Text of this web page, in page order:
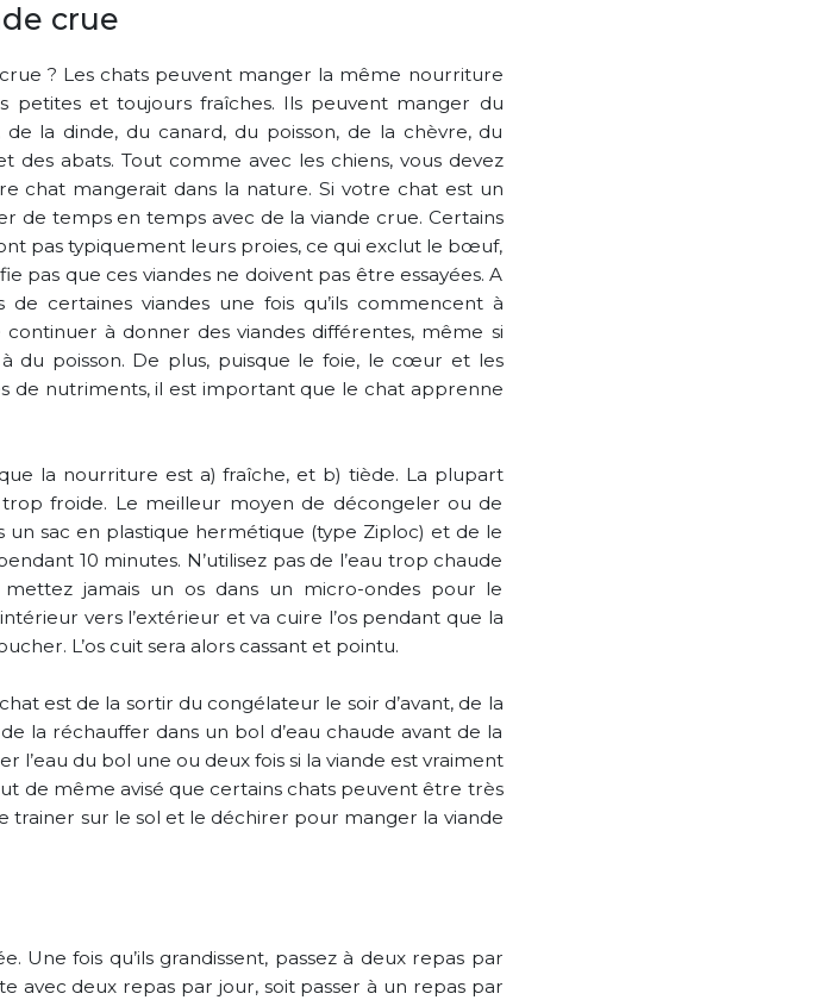
crue
? Les chats peuvent manger la même nourriture
petites et toujours fraîches. Ils peuvent manger du
la dinde, du canard, du poisson, de la chèvre, du
des abats. Tout comme avec les chiens, vous devez
chat mangerait dans la nature. Si votre chat est un
de temps en temps avec de la viande crue. Certains
pas typiquement leurs proies, ce qui exclut le bœuf,
pas que ces viandes ne doivent pas être essayées. A
de certaines viandes une fois qu’ils commencent à
à donner des viandes différentes, même si
poisson. De plus, puisque le foie, le cœur et les
de nutriments, il est important que le chat apprenne
la nourriture est a) fraîche, et b) tiède. La plupart
froide. Le meilleur moyen de décongeler ou de
sac en plastique hermétique (type Ziploc) et de le
10 minutes. N’utilisez pas de l’eau trop chaude
jamais un os dans un micro-ondes pour le
vers l’extérieur et va cuire l’os pendant que la
L’os cuit sera alors cassant et pointu.
est de la sortir du congélateur le soir d’avant, de la
la réchauffer dans un bol d’eau chaude avant de la
du bol une ou deux fois si la viande est vraiment
de même avisé que certains chats peuvent être très
trainer sur le sol et le déchirer pour manger la viande
Une fois qu’ils grandissent, passez à deux repas par
avec deux repas par jour, soit passer à un repas par